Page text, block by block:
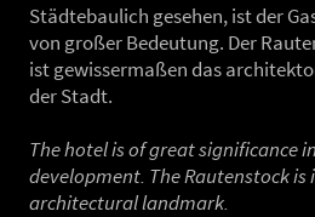
Städtebaulich gesehen, ist der
von großer Bedeutung. Der
ist gewissermaßen das
der Stadt.
The hotel is of great significance
development. The Rautenstock is
architectural landmark.